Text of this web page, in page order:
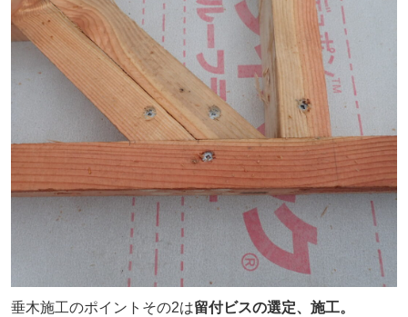
垂木施工のポイントその2は留付ビスの選定、施工。